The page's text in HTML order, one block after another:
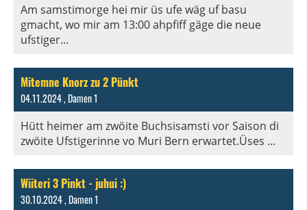
Am samstimorge hei mir üs ufe wäg uf basu
gmacht, wo mir am 13:00 ahpfiff gäge die neue
ufstiger...
Mitemne Knorz zu 2 Pünkt
04.11.2024, Damen 1
Hütt heimer am zwöite Buchsisamsti vor Saison di
zwöite Ufstigerinne vo Muri Bern erwartet.Üses ...
Wiiteri 3 Pinkt - juhui :)
30.10.2024, Damen 1